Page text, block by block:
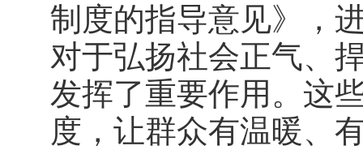
制度的指导意见》，
对于弘扬社会正气、
发挥了重要作用。这
度，让群众有温暖、